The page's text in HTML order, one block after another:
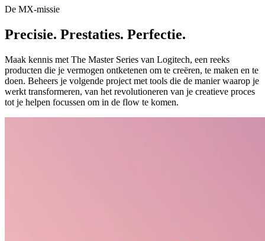
De MX-missie
Precisie. Prestaties. Perfectie.
Maak kennis met The Master Series van Logitech, een reeks
producten die je vermogen ontketenen om te creëren, te maken en te
doen. Beheers je volgende project met tools die de manier waarop je
werkt transformeren, van het revolutioneren van je creatieve proces
tot je helpen focussen om in de flow te komen.